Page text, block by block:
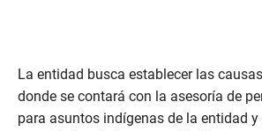
La entidad busca establecer las
donde se contará con la asesoría de
para asuntos indígenas de la entidad y